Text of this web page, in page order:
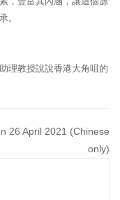
。
理教授說說香港大角咀的
26 April 2021 (Chinese
only)